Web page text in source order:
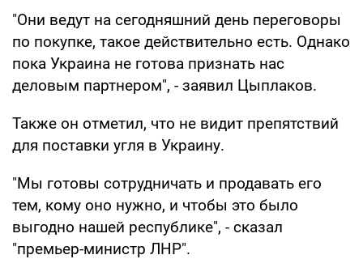
"Они ведут на сегодняшний день переговоры
по покупке, такое действительно есть. Однако
пока Украина не готова признать нас
деловым партнером", - заявил Цыплаков.
Также он отметил, что не видит препятствий
для поставки угля в Украину.
"Мы готовы сотрудничать и продавать его
тем, кому оно нужно, и чтобы это было
выгодно нашей республике", - сказал
"премьер-министр ЛНР".